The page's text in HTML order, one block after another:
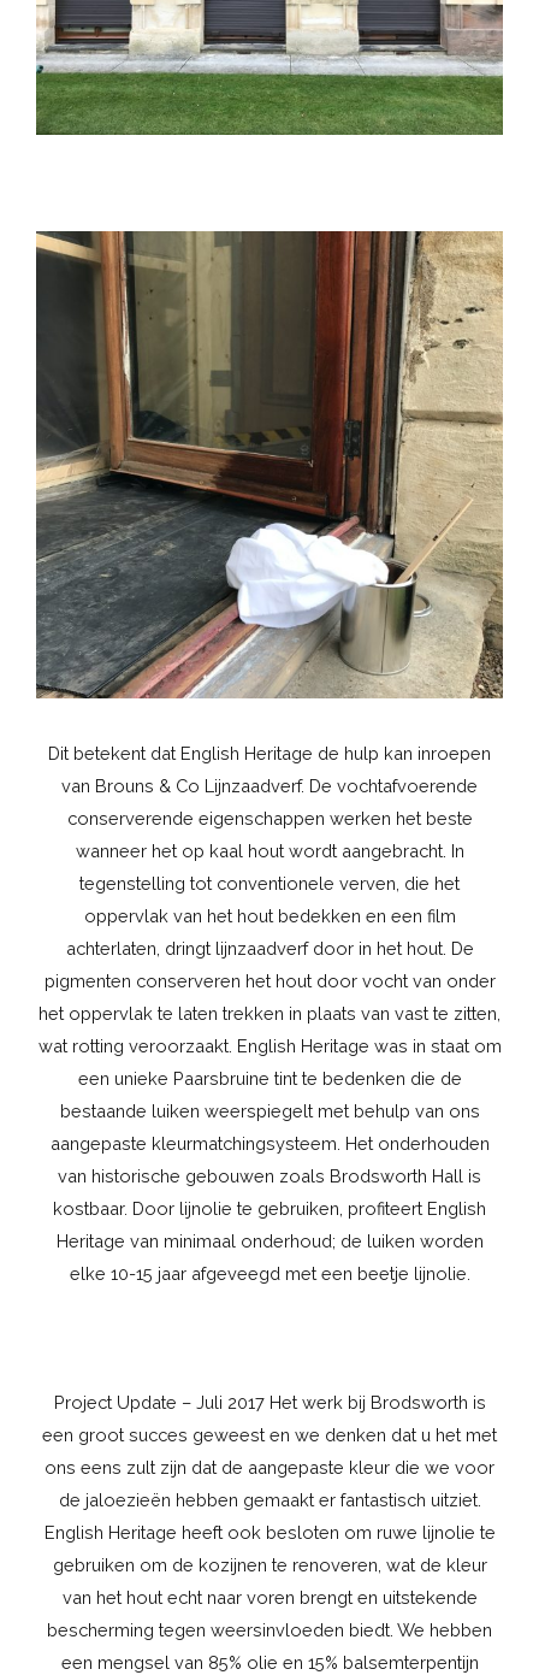
Dit betekent dat English Heritage de hulp kan inroepen
van Brouns & Co Lijnzaadverf. De vochtafvoerende
conserverende eigenschappen werken het beste
wanneer het op kaal hout wordt aangebracht. In
tegenstelling tot conventionele verven, die het
oppervlak van het hout bedekken en een film
achterlaten, dringt lijnzaadverf door in het hout. De
pigmenten conserveren het hout door vocht van onder
het oppervlak te laten trekken in plaats van vast te zitten,
wat rotting veroorzaakt. English Heritage was in staat om
een unieke Paarsbruine tint te bedenken die de
bestaande luiken weerspiegelt met behulp van ons
aangepaste kleurmatchingsysteem. Het onderhouden
van historische gebouwen zoals Brodsworth Hall is
kostbaar. Door lijnolie te gebruiken, profiteert English
Heritage van minimaal onderhoud; de luiken worden
elke 10-15 jaar afgeveegd met een beetje lijnolie.
Project Update – Juli 2017 Het werk bij Brodsworth is
een groot succes geweest en we denken dat u het met
ons eens zult zijn dat de aangepaste kleur die we voor
de jaloezieën hebben gemaakt er fantastisch uitziet.
English Heritage heeft ook besloten om ruwe lijnolie te
gebruiken om de kozijnen te renoveren, wat de kleur
van het hout echt naar voren brengt en uitstekende
bescherming tegen weersinvloeden biedt. We hebben
een mengsel van 85% olie en 15% balsemterpentijn